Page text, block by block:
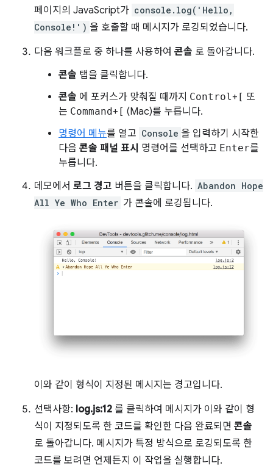
페이지의 JavaScript가 console.log('Hello,
Console!') 을 호출할 때 메시지가 로깅되었습니다.
다음 워크플로 중 하나를 사용하여 콘솔 로 돌아갑니다.
콘솔 탭을 클릭합니다.
콘솔 에 포커스가 맞춰질 때까지 Control+ [ 또
는 Command+ [ (Mac)를 누릅니다.
명령어 메뉴를 열고 Console 을 입력하기 시작한
다음 콘솔 패널 표시 명령어를 선택하고 Enter를
누릅니다.
데모에서 로그 경고 버튼을 클릭합니다. Abandon Hope
All Ye Who Enter 가 콘솔에 로깅됩니다.
이와 같이 형식이 지정된 메시지는 경고입니다.
선택사항: log.js:12 를 클릭하여 메시지가 이와 같이 형
식이 지정되도록 한 코드를 확인한 다음 완료되면 콘솔
로 돌아갑니다. 메시지가 특정 방식으로 로깅되도록 한
코드를 보려면 언제든지 이 작업을 실행합니다.